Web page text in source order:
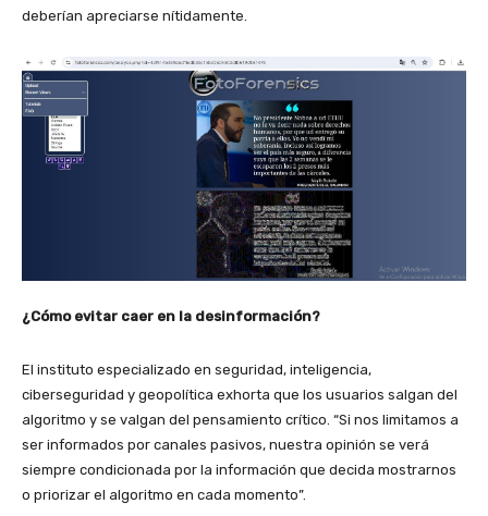
deberían apreciarse nítidamente.
¿Cómo evitar caer en la desinformación?
El instituto especializado en seguridad, inteligencia,
ciberseguridad y geopolítica exhorta que los usuarios salgan del
algoritmo y se valgan del pensamiento crítico. “Si nos limitamos a
ser informados por canales pasivos, nuestra opinión se verá
siempre condicionada por la información que decida mostrarnos
o priorizar el algoritmo en cada momento”.